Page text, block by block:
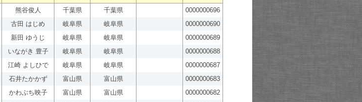
熊谷俊人 千葉県 千葉県
0000000696
古田 はじめ 岐阜県 岐阜県
0000000690
新田 ゆうじ 岐阜県 岐阜県
0000000689
いながき 豊子 岐阜県 岐阜県
0000000688
江崎 よしひで 岐阜県 岐阜県
0000000687
石井たかかず 富山県 富山県
0000000683
かわぶち映子 富山県 富山県
0000000682